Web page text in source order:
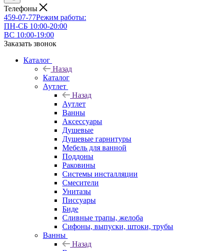
Телефоны
459-07-77Режим работы:
ПН-СБ 10:00-20:00
ВС 10:00-19:00
Заказать звонок
Каталог
Назад
Каталог
Аутлет
Назад
Аутлет
Ванны
Аксессуары
Душевые
Душевые гарнитуры
Мебель для ванной
Поддоны
Раковины
Системы инсталляции
Смесители
Унитазы
Писсуары
Биде
Сливные трапы, желоба
Сифоны, выпуски, штоки, трубы
Ванны
Назад